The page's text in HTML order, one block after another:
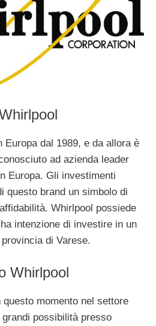
Europa dal 1989, e da allora è
ad azienda leader
Europa. Gli investimenti
questo brand un simbolo di
Whirlpool possiede
intenzione di investire in un
di Varese.
Whirlpool
momento nel settore
possibilità presso